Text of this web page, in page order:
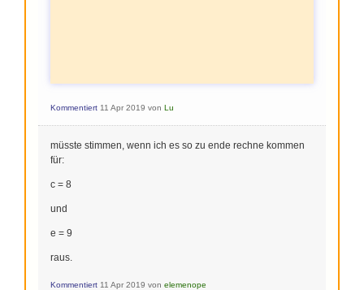
Kommentiert 11 Apr 2019 von Lu
müsste stimmen, wenn ich es so zu ende rechne kommen
für:
c = 8
und
e = 9
raus.
Kommentiert 11 Apr 2019 von elemenope